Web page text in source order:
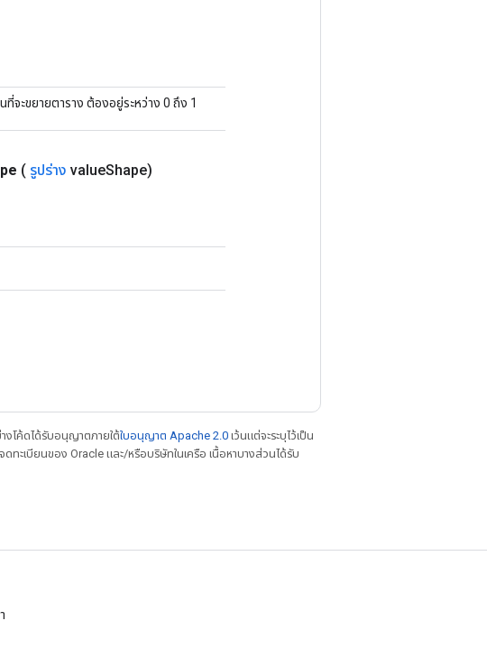
จะขยายตาราง ต้องอยู่ระหว่าง 0 ถึง 1
( รูปร่าง valueShape)
งโค้ดได้รับอนุญาตภายใต้ใบอนุญาต Apache 2.0 เว้นแต่จะระบุไว้เป็น
ดทะเบียนของ Oracle และ/หรือบริษัทในเครือ เนื้อหาบางส่วนได้รับ